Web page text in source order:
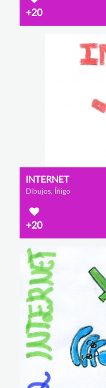
+20
INTERNET
Dibujos, Íñigo
+20